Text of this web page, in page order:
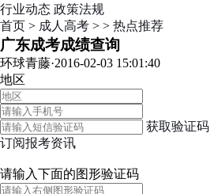
行业动态 政策法规
首页 > 成人高考 > > 热点推荐
广东成考成绩查询
环球青藤·2016-02-03 15:01:40
地区
获取验证码
订阅报考资讯
请输入下面的图形验证码